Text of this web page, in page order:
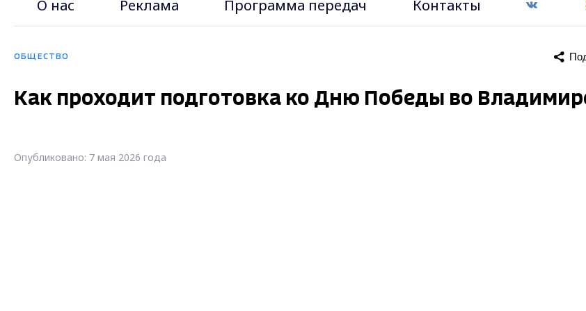
О нас Реклама Программа передач Контакты
ОБЩЕСТВО
Как проходит подготовка ко Дню Победы во
Опубликовано: 7 мая 2026 года